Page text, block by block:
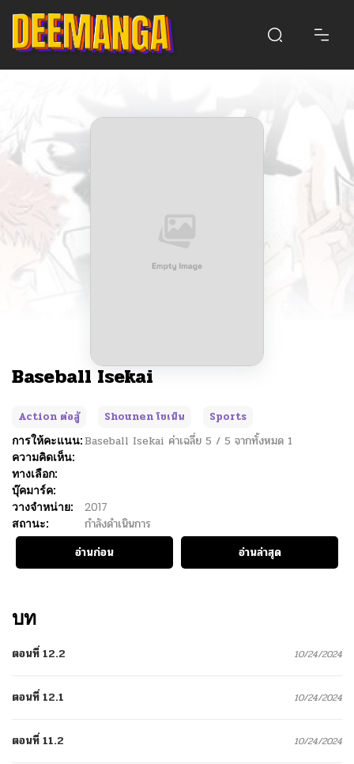
Baseball Isekai
Action ต่อสู้ Shounen โชเน็น
Sports
การให้คะแนน:Baseball Isekai ค่าเฉลี่ย 5 / 5 จากทั้งหมด 1
ความคิดเห็น:
ทางเลือก:
บุ๊คมาร์ค:
วางจำหน่าย:
2017
สถานะ:
กำลังดำเนินการ
อ่านก่อน
อ่านล่าสุด
บท
ตอนที่ 12.2 10/24/2024
ตอนที่ 12.1 10/24/2024
ตอนที่ 11.2 10/24/2024